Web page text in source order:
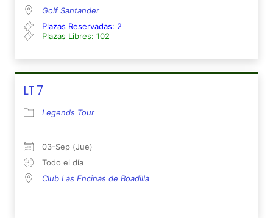
Golf Santander
Plazas Reservadas: 2
Plazas Libres: 102
LT 7
Legends Tour
03-Sep (Jue)
Todo el día
Club Las Encinas de Boadilla